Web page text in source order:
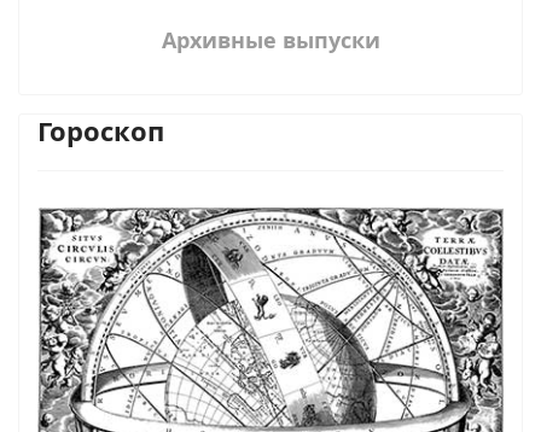
Архивные выпуски
Гороскоп